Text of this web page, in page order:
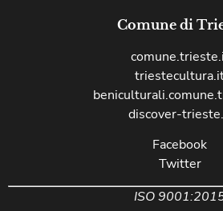
Comune di
discover-
Facebook
Twitter
ISO